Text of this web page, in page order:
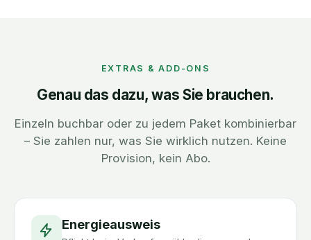
EXTRAS & ADD-ONS
Genau das dazu, was Sie brauchen.
Einzeln buchbar oder zu jedem Paket kombinierbar
– Sie zahlen nur, was Sie wirklich nutzen. Keine
Provision, kein Abo.
Energieausweis